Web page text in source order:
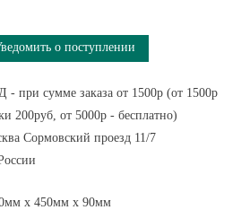
о поступлении
при сумме заказа от 1500р (от 1500р
200руб, от 5000р - бесплатно)
Сормовский проезд 11/7
x 450мм x 90мм